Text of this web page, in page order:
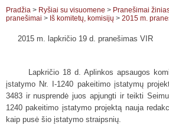
Pradžia > Ryšiai su visuomene > Pranešimai
pranešimai > Iš komitetų, komisijų > 2015 m.
2015 m. lapkričio 19 d. pranešimas VIR
Lapkričio 18 d. Aplinkos apsaugos
įstatymo Nr. I-1240 pakeitimo įstatymų
3483 ir nusprendė juos apjungti ir teikti
1240 pakeitimo įstatymo projektą nauja
kaip pusė šio įstatymo straipsnių.